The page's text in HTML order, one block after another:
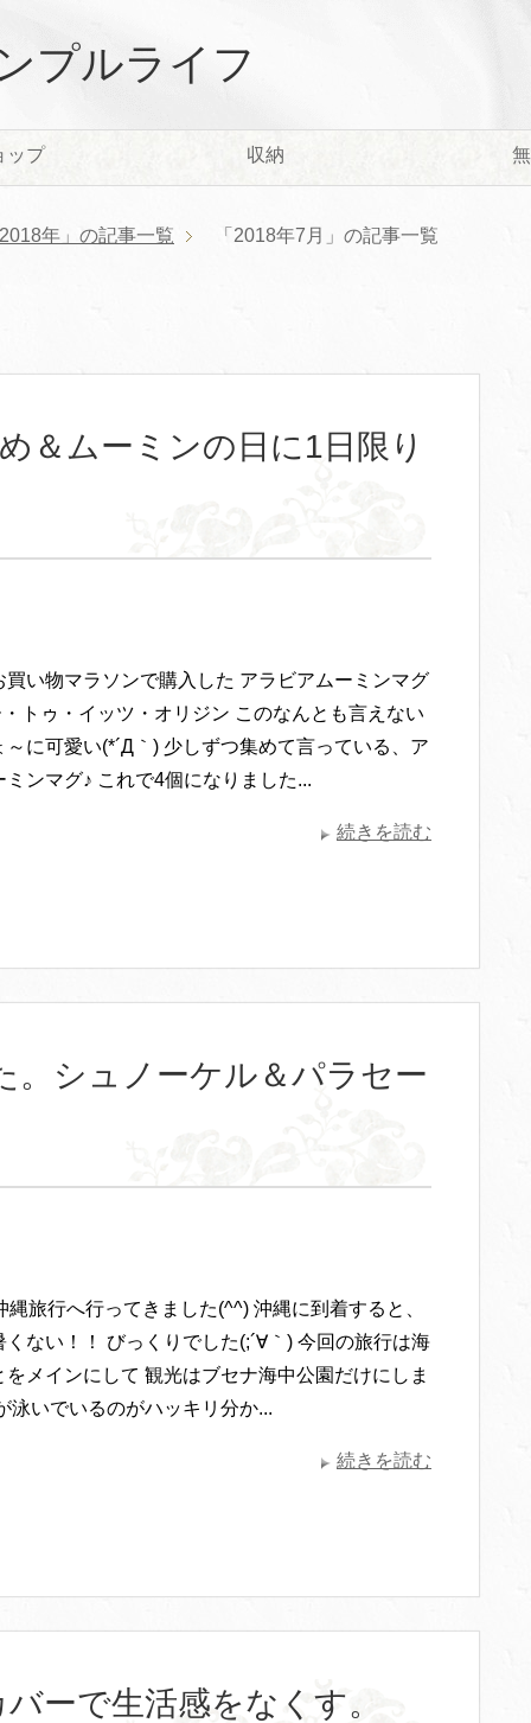
プルライフ
ップ 収納
年」の記事一覧 「2018年7月」の記事一覧
＆ムーミンの日に1日限り
買い物マラソンで購入した アラビアムーミンマグ
トゥ・イッツ・オリジン このなんとも言えない
～に可愛い(*´Д｀) 少しずつ集めて言っている、ア
ミンマグ♪ これで4個になりました...
続きを読む
。シュノーケル＆パラセー
縄旅行へ行ってきました(^^) 沖縄に到着すると、
くない！！ びっくりでした(;´∀｀) 今回の旅行は海
をメインにして 観光はブセナ海中公園だけにしま
泳いでいるのがハッキリ分か...
続きを読む
ーで生活感をなくす。